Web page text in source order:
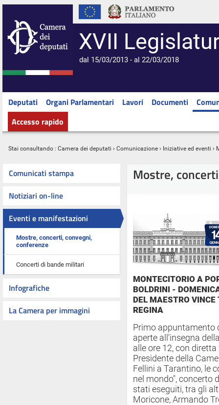
XVII
dal 15/03/2013 - al 22/03/2018
Deputati Organi Parlamentari Lavori Documenti
Accesso rapido
Stai consultando : Camera dei deputati › Comunicazione › Iniziative ed eventi ›
Comunicati stampa
Notiziari on-line
Eventi e manifestazioni
Mostre, concerti, convegni,
conferenze
Concerti di bande militari
Infografiche
La Camera per immagini
Mostre,
MONTECITORIO A
BOLDRINI -
DEL MAESTRO
REGINA
Primo appuntamento
aperte all'insegna
alle ore 12, con
Presidente della
Fellini a Tarantino, le
nel mondo", concerto
stati eseguiti, tra gli
Moricone, Armando